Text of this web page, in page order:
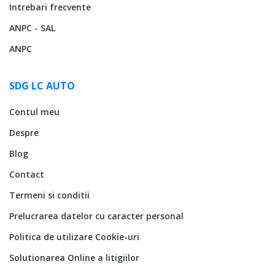
Intrebari frecvente
ANPC - SAL
ANPC
SDG LC AUTO
Contul meu
Despre
Blog
Contact
Termeni si conditii
Prelucrarea datelor cu caracter personal
Politica de utilizare Cookie-uri
Solutionarea Online a litigiilor